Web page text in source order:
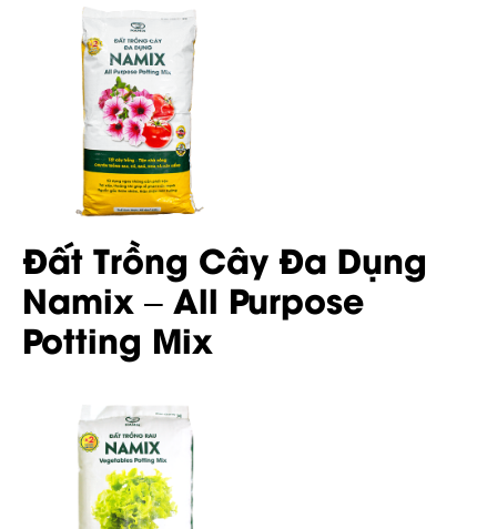
Đất Trồng Cây Đa Dụng
Namix – All Purpose
Potting Mix